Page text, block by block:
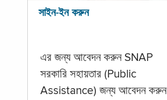
সাইন-ইন করুন
এর জন্য আবেদন করুন SNAP
সরকারি সহায়তার (Public
Assistance) জন্য আবেদন করুন